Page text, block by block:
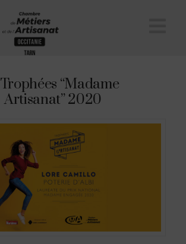
Trophées “Madame
Artisanat” 2020